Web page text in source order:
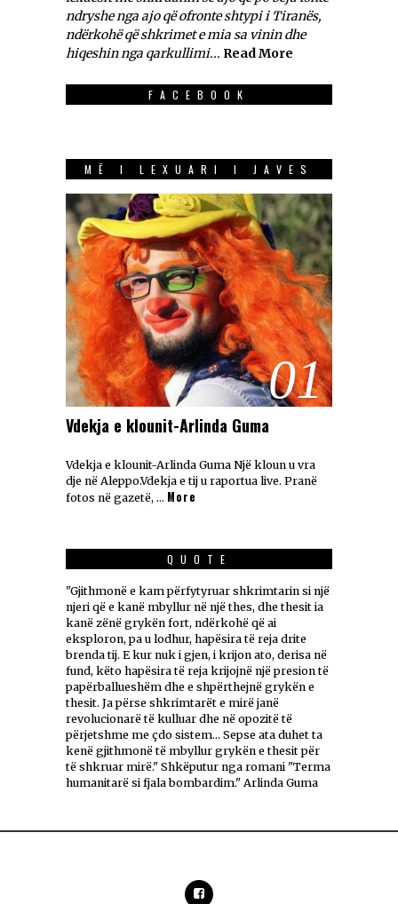
ndryshe nga ajo që ofronte shtypi i Tiranës,
ndërkohë që shkrimet e mia sa vinin dhe
hiqeshin nga qarkullimi... Read More
FACEBOOK
MË I LEXUARI I JAVES
01
Vdekja e klounit-Arlinda Guma
Vdekja e klounit-Arlinda Guma Një kloun u vra
dje në Aleppo.Vdekja e tij u raportua live. Pranë
fotos në gazetë, … More
QUOTE
"Gjithmonë e kam përfytyruar shkrimtarin si një
njeri që e kanë mbyllur në një thes, dhe thesit ia
kanë zënë grykën fort, ndërkohë që ai
eksploron, pa u lodhur, hapësira të reja drite
brenda tij. E kur nuk i gjen, i krijon ato, derisa në
fund, këto hapësira të reja krijojnë një presion të
papërballueshëm dhe e shpërthejnë grykën e
thesit. Ja përse shkrimtarët e mirë janë
revolucionarë të kulluar dhe në opozitë të
përjetshme me çdo sistem... Sepse ata duhet ta
kenë gjithmonë të mbyllur grykën e thesit për
të shkruar mirë." Shkëputur nga romani "Terma
humanitarë si fjala bombardim." Arlinda Guma